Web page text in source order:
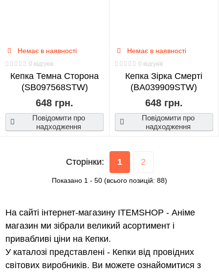
Немає в наявності
0 відгуків
Кепка Темна Сторона
(SB097568STW)
648 грн.
Повідомити про
надходження
Немає в наявності
0 відгуків
Кепка Зірка Смерті
(BA039909STW)
648 грн.
Повідомити про
надходження
Сторінки: 1 2
Показано 1 - 50 (всього позицій: 88)
На сайті інтернет-магазину ITEMSHOP - Аніме
магазин ми зібрали великий асортимент і
привабливі ціни на Кепки.
У каталозі представлені - Кепки від провідних
світових виробників. Ви можете ознайомитися з